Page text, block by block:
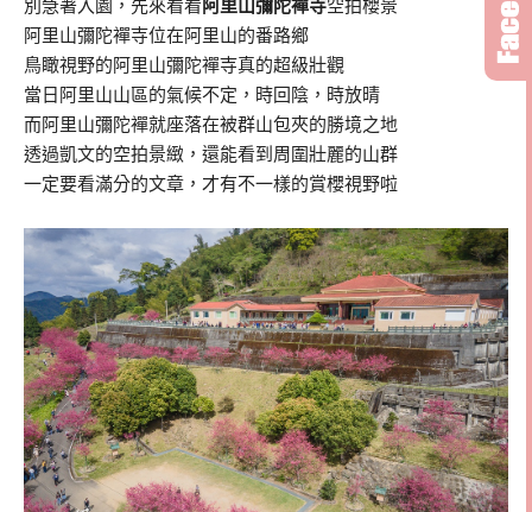
別急著入園，先來看看阿里山彌陀襌寺空拍櫻景
阿里山彌陀襌寺位在阿里山的番路鄉
鳥瞰視野的阿里山彌陀襌寺真的超級壯觀
當日阿里山山區的氣候不定，時回陰，時放晴
而阿里山彌陀襌就座落在被群山包夾的勝境之地
透過凱文的空拍景緻，還能看到周圍壯麗的山群
一定要看滿分的文章，才有不一樣的賞櫻視野啦